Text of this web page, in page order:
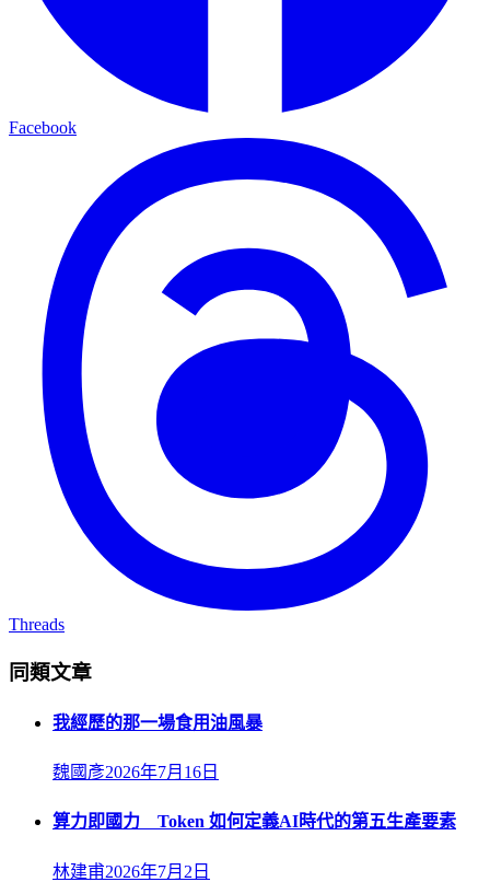
Facebook
Threads
同類文章
我經歷的那一場食用油風暴
魏國彥2026年7月16日
算力即國力 Token 如何定義AI時代的第五生產要素
林建甫2026年7月2日